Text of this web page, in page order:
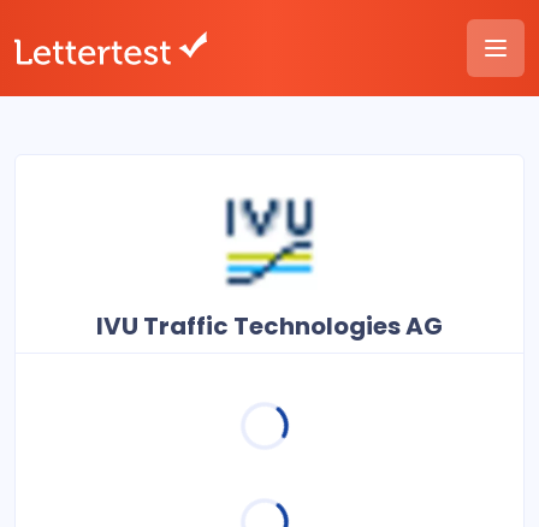
IVU Traffic Technologies AG